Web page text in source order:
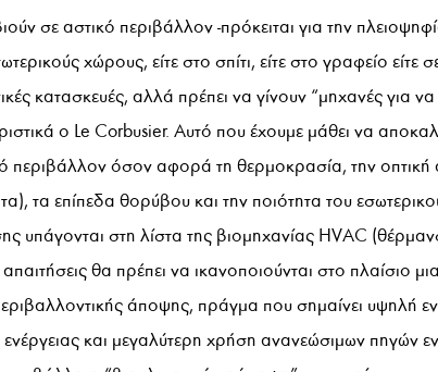
σε αστικό περιβάλλον -πρόκειται για την
χώρους, είτε στο σπίτι, είτε στο γραφείο είτε
κατασκευές, αλλά πρέπει να γίνουν “μηχανές για
ο Le Corbusier. Αυτό που έχουμε μάθει να
περιβάλλον όσον αφορά τη θερμοκρασία, την
τα επίπεδα θορύβου και την ποιότητα του
υπάγονται στη λίστα της βιομηχανίας HVAC
θα πρέπει να ικανοποιούνται στο πλαίσιο
άποψης, πράγμα που σημαίνει υψηλή
και μεγαλύτερη χρήση ανανεώσιμων πηγών